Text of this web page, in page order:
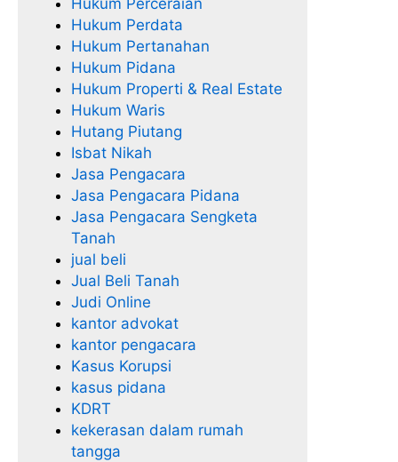
Hukum Perdata
Hukum Pertanahan
Hukum Pidana
Hukum Properti & Real Estate
Hukum Waris
Hutang Piutang
Isbat Nikah
Jasa Pengacara
Jasa Pengacara Pidana
Jasa Pengacara Sengketa
Tanah
jual beli
Jual Beli Tanah
Judi Online
kantor advokat
kantor pengacara
Kasus Korupsi
kasus pidana
KDRT
kekerasan dalam rumah
tangga